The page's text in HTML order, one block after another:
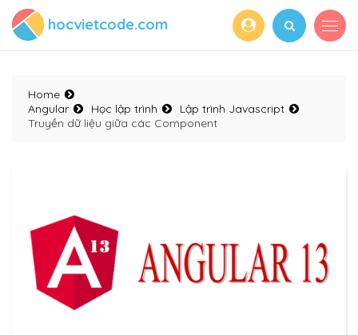
hocvietcode.com
Home
Angular
Học lập trình
Lập trình Javascript
Truyền dữ liệu giữa các Component